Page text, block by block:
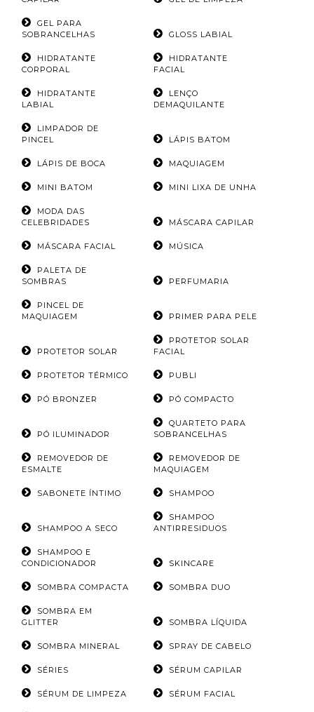
GEL PARA
SOBRANCELHAS
GLOSS LABIAL
HIDRATANTE
CORPORAL
HIDRATANTE
FACIAL
HIDRATANTE
LABIAL
LENÇO
DEMAQUILANTE
LIMPADOR DE
PINCEL
LÁPIS BATOM
LÁPIS DE BOCA MAQUIAGEM
MINI BATOM MINI LIXA DE UNHA
MODA DAS
CELEBRIDADES
MÁSCARA CAPILAR
MÁSCARA FACIAL MÚSICA
PALETA DE
SOMBRAS
PERFUMARIA
PINCEL DE
MAQUIAGEM
PRIMER PARA PELE
PROTETOR SOLAR
PROTETOR SOLAR
FACIAL
PROTETOR TÉRMICO PUBLI
PÓ BRONZER PÓ COMPACTO
PÓ ILUMINADOR
QUARTETO PARA
SOBRANCELHAS
REMOVEDOR DE
ESMALTE
REMOVEDOR DE
MAQUIAGEM
SABONETE ÍNTIMO SHAMPOO
SHAMPOO A SECO
SHAMPOO
ANTIRRESIDUOS
SHAMPOO E
CONDICIONADOR
SKINCARE
SOMBRA COMPACTA SOMBRA DUO
SOMBRA EM
GLITTER
SOMBRA LÍQUIDA
SOMBRA MINERAL SPRAY DE CABELO
SÉRIES SÉRUM CAPILAR
SÉRUM DE LIMPEZA SÉRUM FACIAL